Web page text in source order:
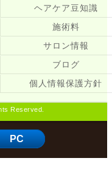
ヘアケア豆知識
施術料
サロン情報
ブログ
個人情報保護方針
Reserved.
PC